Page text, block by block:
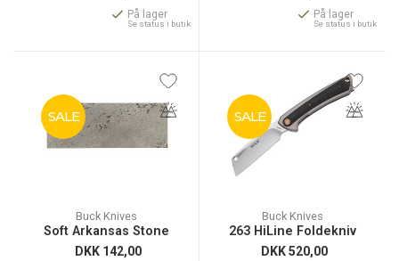
På lager
Se status i butik
På lager
Se status i butik
SALE
Buck Knives
Soft Arkansas Stone
DKK 142,00
SALE
Buck Knives
263 HiLine Foldekniv
DKK520,00